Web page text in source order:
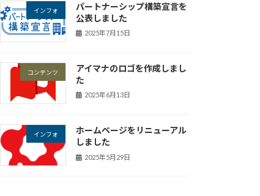
インフォ
パートナーシップ構築宣言を
公表しました
2025年7月15日
コンテンツ
アイマナのロゴを作成しまし
た
2025年6月13日
インフォ
ホームページをリニューアル
しました
2025年5月29日